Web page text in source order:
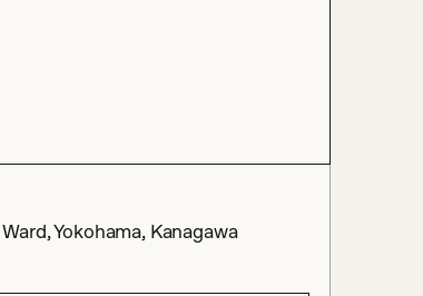
Yokohama, Kanagawa